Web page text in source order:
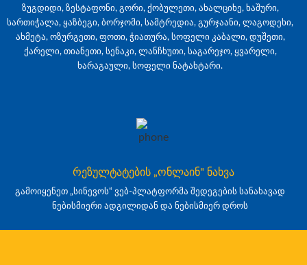
ზუგდიდი, ზესტაფონი, გორი, ქობულეთი, ახალციხე, ხაშური,
სართიჭალა, ყაზბეგი, ბორჯომი, სამტრედია, გურჯაანი, ლაგოდეხი,
ახმეტა, ოზურგეთი, ფოთი, ჭიათურა, სოფელი კაბალი, დუშეთი,
ქარელი, თიანეთი, სენაკი, ლანჩხუთი, საგარეჯო, ყვარელი,
ხარაგაული, სოფელი ნატახტარი.
რეზულტატების „ონლაინ" ნახვა
გამოიყენეთ „სინევოს“ ვებ-პლატფორმა შედეგების სანახავად
ნებისმიერი ადგილიდან და ნებისმიერ დროს